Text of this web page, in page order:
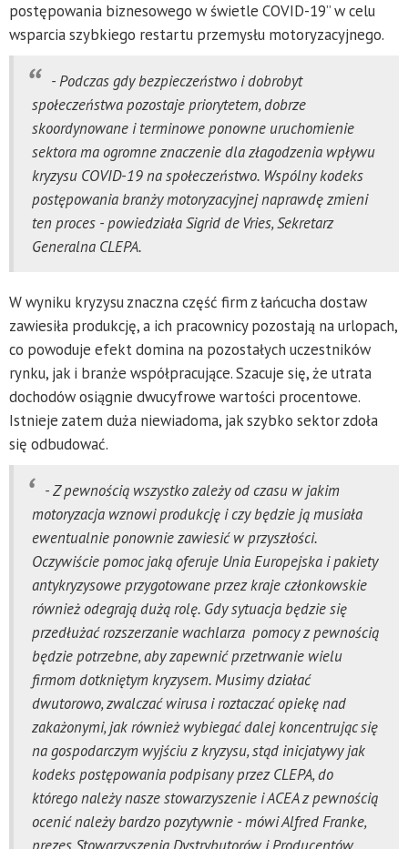
postępowania biznesowego w świetle COVID-19” w celu
wsparcia szybkiego restartu przemysłu motoryzacyjnego.
- Podczas gdy bezpieczeństwo i dobrobyt
społeczeństwa pozostaje priorytetem, dobrze
skoordynowane i terminowe ponowne uruchomienie
sektora ma ogromne znaczenie dla złagodzenia wpływu
kryzysu COVID-19 na społeczeństwo. Wspólny kodeks
postępowania branży motoryzacyjnej naprawdę zmieni
ten proces - powiedziała Sigrid de Vries, Sekretarz
Generalna CLEPA.
W wyniku kryzysu znaczna część firm z łańcucha dostaw
zawiesiła produkcję, a ich pracownicy pozostają na urlopach,
co powoduje efekt domina na pozostałych uczestników
rynku, jak i branże współpracujące. Szacuje się, że utrata
dochodów osiągnie dwucyfrowe wartości procentowe.
Istnieje zatem duża niewiadoma, jak szybko sektor zdoła
się odbudować.
- Z pewnością wszystko zależy od czasu w jakim
motoryzacja wznowi produkcję i czy będzie ją musiała
ewentualnie ponownie zawiesić w przyszłości.
Oczywiście pomoc jaką oferuje Unia Europejska i pakiety
antykryzysowe przygotowane przez kraje członkowskie
również odegrają dużą rolę. Gdy sytuacja będzie się
przedłużać rozszerzanie wachlarza pomocy z pewnością
będzie potrzebne, aby zapewnić przetrwanie wielu
firmom dotkniętym kryzysem. Musimy działać
dwutorowo, zwalczać wirusa i roztaczać opiekę nad
zakażonymi, jak również wybiegać dalej koncentrując się
na gospodarczym wyjściu z kryzysu, stąd inicjatywy jak
kodeks postępowania podpisany przez CLEPA, do
którego należy nasze stowarzyszenie i ACEA z pewnością
ocenić należy bardzo pozytywnie - mówi Alfred Franke,